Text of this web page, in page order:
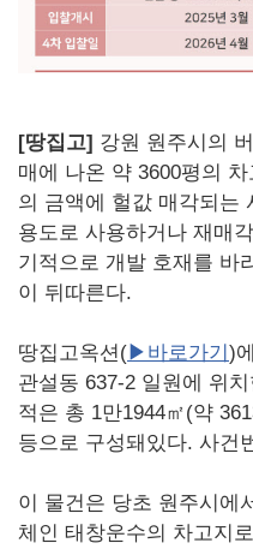
[땅집고] 강원 원주시의
매에 나온 약 3600평의
의 금액에 헐값 매각되는
용도로 사용하거나 재매
기적으로 개발 호재를 바
이 뒤따른다.
땅집고옥션 (▶바로가기)
관설동 637-2 일원에 위
적은 총 1만1944㎡(약
등으로 구성돼있다. 사건
이 물건은 당초 원주시에
체인 태창운수의 차고지